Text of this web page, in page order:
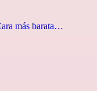
más barata…